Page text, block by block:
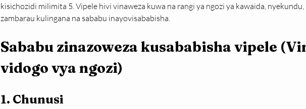
kisichozidi milimita 5. Vipele hivi vinaweza kuwa na rangi ya ngozi ya kawaida, nyekundu,
zambarau kulingana na sababu inayovisababisha.
Sababu zinazoweza kusababisha vipele
vidogo vya ngozi)
1. Chunusi